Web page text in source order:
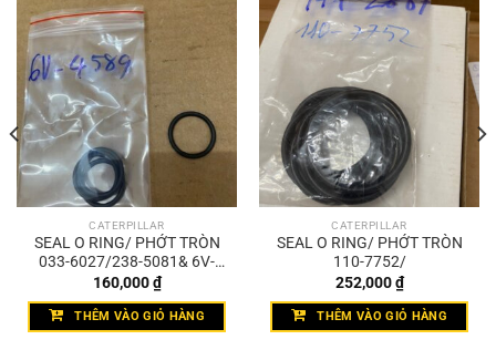
CATERPILLAR
SEAL O RING/ PHỚT TRÒN
033-6027/238-5081& 6V-
4589
160,000₫
THÊM VÀO GIỎ HÀNG
CATERPILLAR
SEAL O RING/ PHỚT TRÒN
110-7752/
252,000₫
THÊM VÀO GIỎ HÀNG